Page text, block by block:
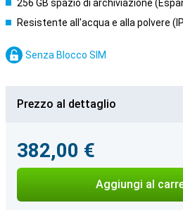
256 GB spazio di archiviazione
Resistente all'acqua e alla polvere
Senza Blocco SIM
Prezzo al dettaglio
382,00 €
Aggiungi al